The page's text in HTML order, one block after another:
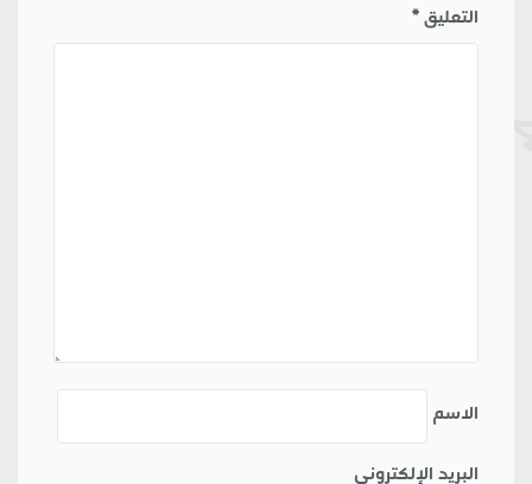
التعليق*
الاسم
البريد الإلكتروني